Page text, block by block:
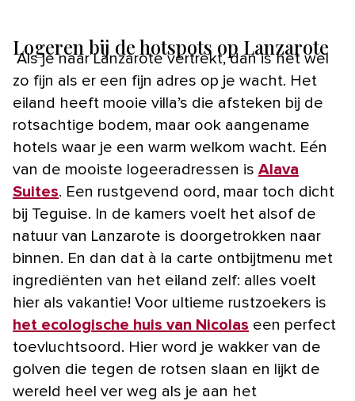
Logeren bij de hotspots op Lanzarote
Als je naar Lanzarote vertrekt, dan is het wel
zo fijn als er een fijn adres op je wacht. Het
eiland heeft mooie villa’s die afsteken bij de
rotsachtige bodem, maar ook aangename
hotels waar je een warm welkom wacht. Eén
van de mooiste logeeradressen is Alava
Suites. Een rustgevend oord, maar toch dicht
bij Teguise. In de kamers voelt het alsof de
natuur van Lanzarote is doorgetrokken naar
binnen. En dan dat à la carte ontbijtmenu met
ingrediënten van het eiland zelf: alles voelt
hier als vakantie! Voor ultieme rustzoekers is
het ecologische huis van Nicolas een perfect
toevluchtsoord. Hier word je wakker van de
golven die tegen de rotsen slaan en lijkt de
wereld heel ver weg als je aan het